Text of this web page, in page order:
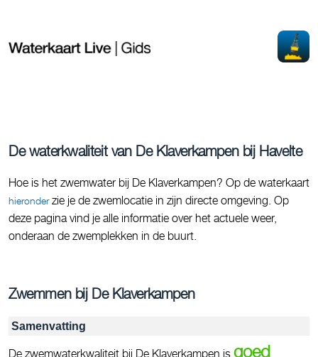
De waterkwaliteit van De Klaverkampen bij Havelte
Hoe is het zwemwater bij De Klaverkampen? Op de waterkaart
hieronderzie je de zwemlocatie in zijn directe omgeving. Op
deze pagina vind je alle informatie over het actuele weer,
onderaan de zwemplekken in de buurt.
Zwemmen bij De Klaverkampen
Samenvatting
De zwemwaterkwaliteit bij De Klaverkampen is goed